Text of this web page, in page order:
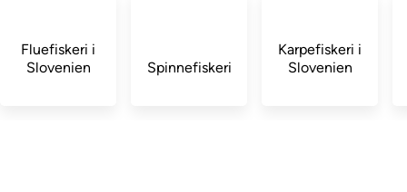
Fluefiskeri i
Slovenien
Spinnefiskeri
Karpefiskeri i
Slovenien